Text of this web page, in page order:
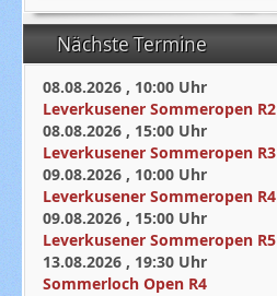
Nächste Termine
08.08.2026 , 10:00 Uhr
Leverkusener Sommeropen R2
08.08.2026 , 15:00 Uhr
Leverkusener Sommeropen R3
09.08.2026 , 10:00 Uhr
Leverkusener Sommeropen R4
09.08.2026 , 15:00 Uhr
Leverkusener Sommeropen R5
13.08.2026 , 19:30 Uhr
Sommerloch Open R4